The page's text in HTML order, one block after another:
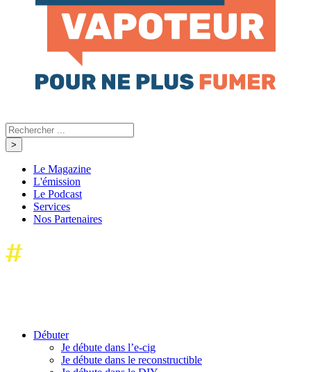
Le Magazine
L'émission
Le Podcast
Services
Nos Partenaires
Débuter
Je débute dans l’e-cig
Je débute dans le reconstructible